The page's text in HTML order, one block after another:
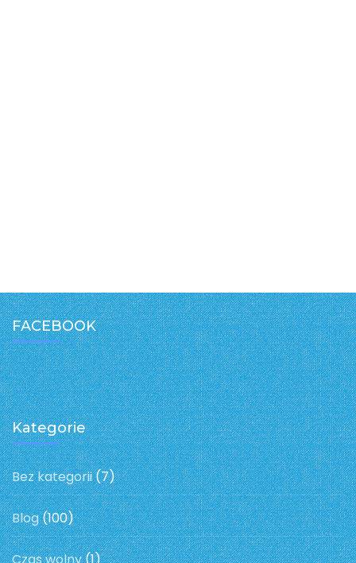
FACEBOOK
Kategorie
Bez kategorii(7)
Blog(100)
Czas wolny(1)